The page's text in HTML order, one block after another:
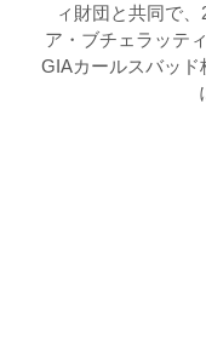
ィ財団と共同で
ア・ブチェラッテ
GIAカールスバッド